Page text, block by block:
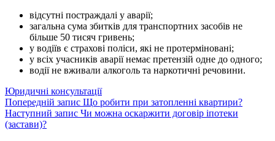
відсутні постраждалі у аварії;
загальна сума збитків для транспортних засобів не
більше 50 тисяч гривень;
у водіїв є страхові поліси, які не протерміновані;
у всіх учасників аварії немає претензій одне до одного;
водії не вживали алкоголь та наркотичні речовини.
Категорії
Юридичні консультації
Навігація
записів
Попередній
запис
Попередній запис Що робити при затопленні квартири?
Наступний
запис
Наступний запис Чи можна оскаржити договір іпотеки
(застави)?